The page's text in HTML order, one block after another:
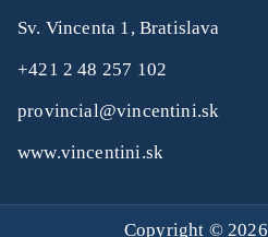
Sv. Vincenta 1, Bratislava
+421 2 48 257 102
provincial@vincentini.sk
www.vincentini.sk
Copyright © 2026